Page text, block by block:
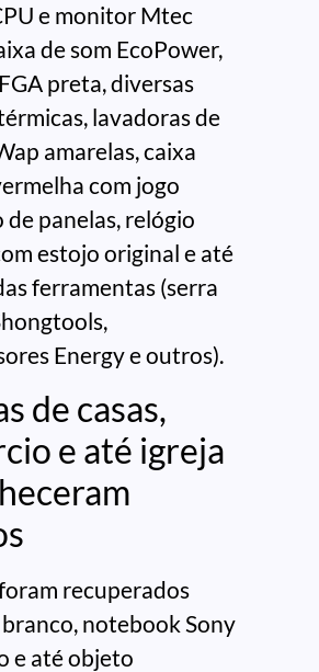
e monitor Mtec
de som EcoPower,
preta, diversas
lavadoras de
amarelas, caixa
com jogo
panelas, relógio
estojo original e até
ferramentas (serra
Energy e outros).
de casas,
e até igreja
recuperados
notebook Sony
e até objeto